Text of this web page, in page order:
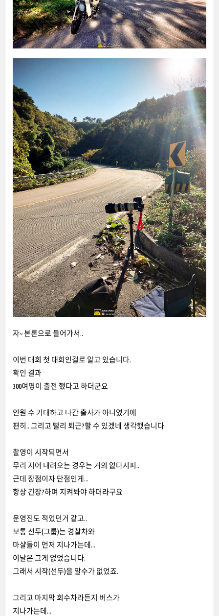
자~ 본론으로 들어가서..
이번 대회 첫 대회인걸로 알고 있습니다.
확인 결과
300여명이 출전 했다고 하더군요
인원 수 기대하고 나간 출사가 아니였기에
편히.. 그리고 빨리 퇴근?할 수 있겠네 생각했습니다.
촬영이 시작되면서
무리 지어 내려오는 경우는 거의 없다시피..
근데 장점이자 단점인게...
항상 긴장?하며 지켜봐야 하더라구요
운영진도 적었던거 같고..
보통 선두(그룹)는 경찰차와
마샬들이 먼저 지나가는데...
이날은 그게 없었습니다.
그래서 시작(선두)을 알수가 없었죠.
그리고 마지막 회수차라든지 버스가
지나가는데...